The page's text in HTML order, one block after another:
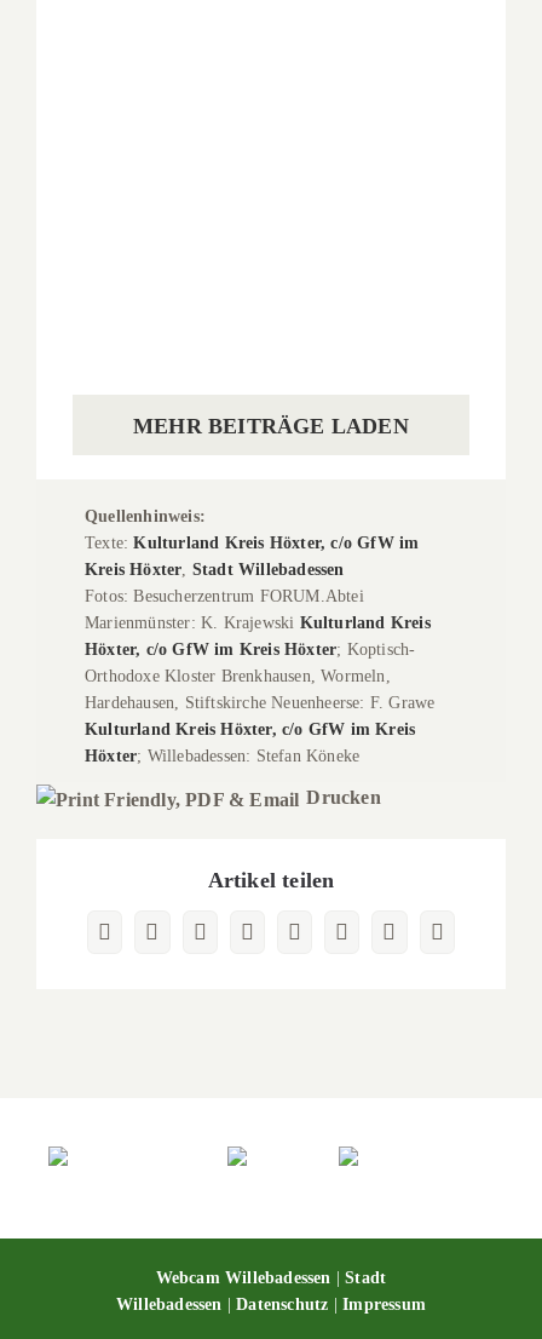
MEHR BEITRÄGE LADEN
Quellenhinweis:
Texte:Kulturland Kreis Höxter, c/o GfW im
Kreis Höxter, Stadt Willebadessen
Fotos: Besucherzentrum FORUM.Abtei
Marienmünster: K. Krajewski Kulturland Kreis
Höxter, c/o GfW im Kreis Höxter; Koptisch-
Orthodoxe Kloster Brenkhausen, Wormeln,
Hardehausen, Stiftskirche Neuenheerse: F. Grawe
Kulturland Kreis Höxter, c/o GfW im Kreis
Höxter; Willebadessen: Stefan Köneke
Drucken
Artikel teilen
Facebook
X RedditLinkedInWhatsApp
Pinterest
Vk
E-
Webcam Willebadessen |Stadt
Willebadessen |Datenschutz |Impressum